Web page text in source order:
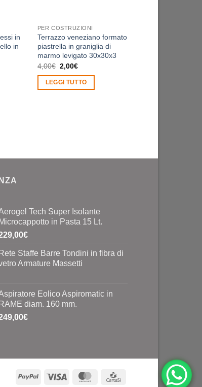
in
in
PER COSTRUZIONI
Terrazzo veneziano formato
piastrella in graniglia di
marmo levigato 30x30x3
4,00€ Il
originale
era:
2,00€Il
attuale
è:
LEGGI TUTTO
Tech Super Isolante
Microcappotto in Pasta 15 Lt.
€
Rete Staffe Barre Tondini in fibra di
Armature Massetti
Eolico Aspiromatic in
RAME diam. 160 mm.
€
PayPal Visa MasterCard